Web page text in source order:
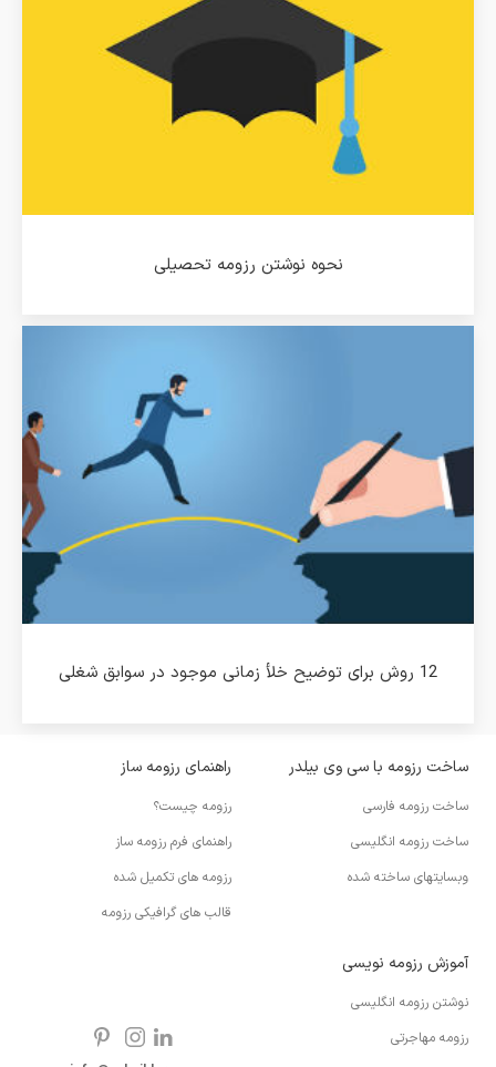
نحوه نوشتن رزومه تحصیلی
12 روش برای توضیح خلأ زمانی موجود در سوابق شغلی
ساخت رزومه با سی وی بیلدر
ساخت رزومه فارسی
ساخت رزومه انگلیسی
وبسایتهای ساخته شده
راهنمای رزومه ساز
رزومه چیست؟
راهنمای فرم رزومه ساز
رزومه های تکمیل شده
قالب های گرافیکی رزومه
آموزش رزومه نویسی
نوشتن رزومه انگلیسی
رزومه مهاجرتی